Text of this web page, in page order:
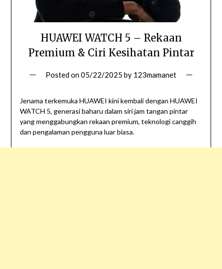
HUAWEI WATCH 5 – Rekaan
Premium & Ciri Kesihatan Pintar
Posted on05/22/2025 by 123mamanet
Jenama terkemuka HUAWEI kini kembali dengan HUAWEI
WATCH 5, generasi baharu dalam siri jam tangan pintar
yang menggabungkan rekaan premium, teknologi canggih
dan pengalaman pengguna luar biasa.